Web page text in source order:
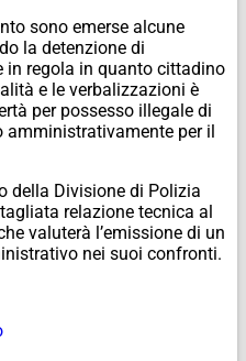
sono emerse alcune
la detenzione di
in regola in quanto cittadino
e le verbalizzazioni è
per possesso illegale di
amministrativamente per il
della Divisione di Polizia
relazione tecnica al
valuterà l’emissione di un
nei suoi confronti.